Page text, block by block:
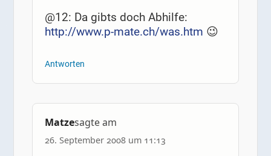
@12: Da gibts doch Abhilfe:
http://www.p-mate.ch/was.htm 😉
Antworten
Matzesagte am
26. September 2008 um 11:13